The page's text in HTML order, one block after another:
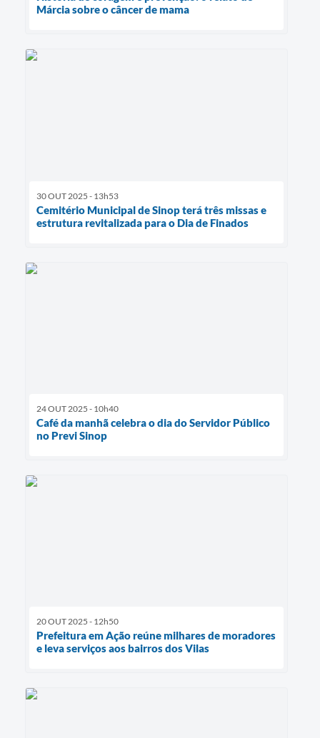
Márcia sobre o câncer de mama
30 OUT 2025 - 13h53
Cemitério Municipal de Sinop terá três missas e
estrutura revitalizada para o Dia de Finados
24 OUT 2025 - 10h40
Café da manhã celebra o dia do Servidor Público
no Previ Sinop
20 OUT 2025 - 12h50
Prefeitura em Ação reúne milhares de moradores
e leva serviços aos bairros dos Vilas